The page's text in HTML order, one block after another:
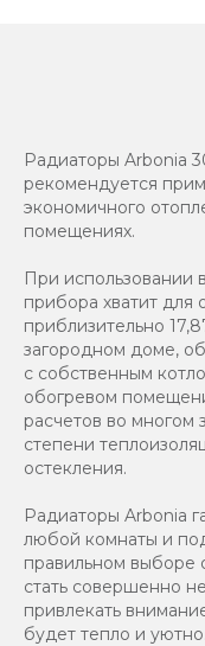
Радиаторы Arbonia
рекомендуется
экономичного
помещениях.
При использовании
прибора хватит для
приблизительно
загородном доме,
с собственным
обогревом
расчетов во многом
степени
остекления.
Радиаторы Arbonia
любой комнаты и
правильном выборе
стать совершенно
привлекать
будет тепло и уютно.